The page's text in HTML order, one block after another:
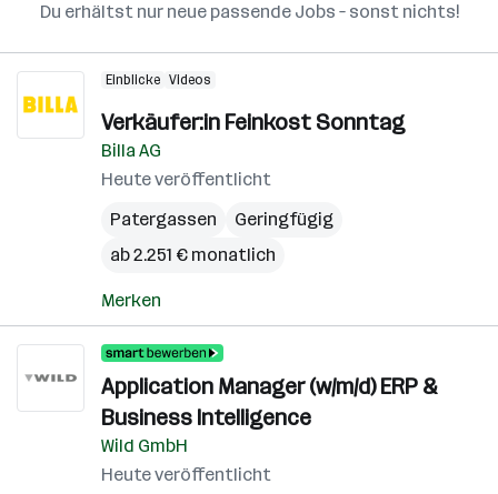
Du erhältst nur neue passende Jobs – sonst nichts!
Einblicke Videos
Verkäufer:in Feinkost Sonntag
Billa AG
Heute veröffentlicht
Patergassen
Geringfügig
ab 2.251 € monatlich
Merken
Application Manager (w/m/d) ERP &
Business Intelligence
Wild GmbH
Heute veröffentlicht